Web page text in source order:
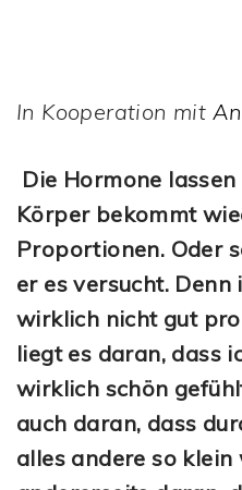
In Kooperation mit
Die Hormone
Körper bekommt
Proportionen. Oder
er es versucht.
wirklich nicht gut
liegt es daran, dass
wirklich schön
auch daran, dass
alles andere so klein